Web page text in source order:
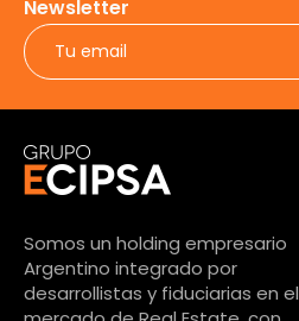
Newsletter
Somos un holding empresario
Argentino integrado por
desarrollistas y fiduciarias en el